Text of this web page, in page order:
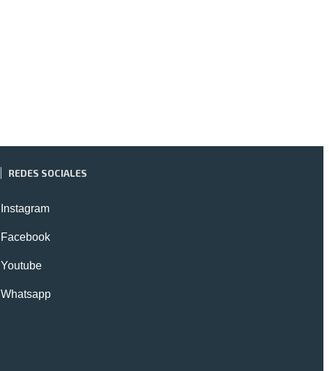
REDES SOCIALES
Instagram
Facebook
Youtube
Whatsapp